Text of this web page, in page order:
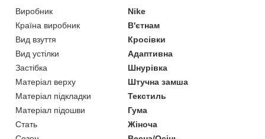
Виробник
Nike
Країна виробник
В'єтнам
Вид взуття
Кросівки
Вид устілки
Адаптивна
Застібка
Шнурівка
Матеріал верху
Штучна замша
Матеріал підкладки
Текстиль
Матеріал підошви
Гума
Стать
Жіноча